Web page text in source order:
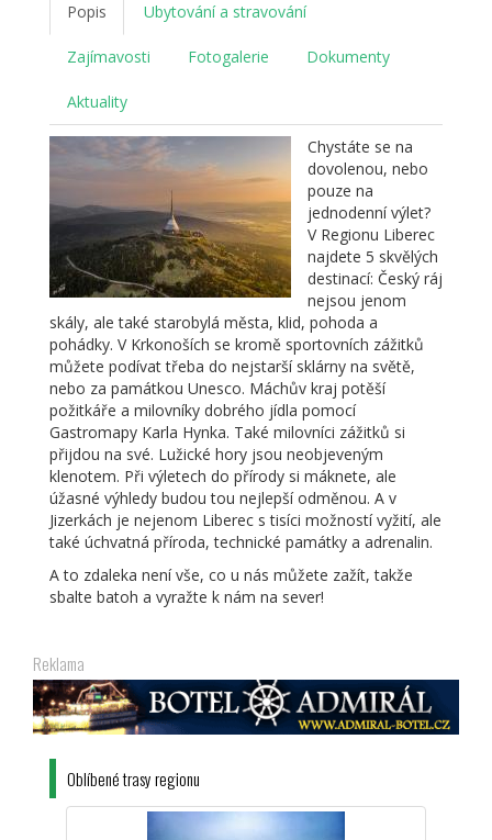
Popis Ubytování a stravování
Zajímavosti Fotogalerie Dokumenty
Aktuality
Chystáte se na
dovolenou, nebo
pouze na
jednodenní výlet?
V Regionu Liberec
najdete 5 skvělých
destinací: Český ráj
nejsou jenom
skály, ale také starobylá města, klid, pohoda a
pohádky. V Krkonoších se kromě sportovních zážitků
můžete podívat třeba do nejstarší sklárny na světě,
nebo za památkou Unesco. Máchův kraj potěší
požitkáře a milovníky dobrého jídla pomocí
Gastromapy Karla Hynka. Také milovníci zážitků si
přijdou na své. Lužické hory jsou neobjeveným
klenotem. Při výletech do přírody si máknete, ale
úžasné výhledy budou tou nejlepší odměnou. A v
Jizerkách je nejenom Liberec s tisíci možností vyžití, ale
také úchvatná příroda, technické památky a adrenalin.
A to zdaleka není vše, co u nás můžete zažít, takže
sbalte batoh a vyražte k nám na sever!
Reklama
Oblíbené trasy regionu